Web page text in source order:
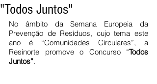
"Todos Juntos"
No âmbito da Semana Europeia da
Prevenção de Resíduos, cujo tema este
ano é “Comunidades Circulares”, a
Resinorte promove o Concurso “Todos
Juntos”.